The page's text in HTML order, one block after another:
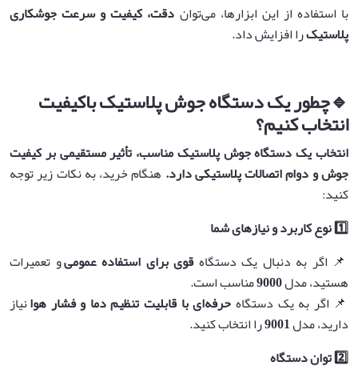
با استفاده از این ابزارها، می‌توان دقت، کیفیت و سرعت جوشکاری
پلاستیکرا افزایش داد.
🔹چطور یک دستگاه جوش پلاستیک باکیفیت
انتخاب کنیم؟
انتخاب یک دستگاه جوش پلاستیک مناسب، تأثیر مستقیمی بر کیفیت
جوش و دوام اتصالات پلاستیکی دارد. هنگام خرید، به نکات زیر توجه
کنید:
1️⃣نوع کاربرد و نیازهای شما
📌 اگر به دنبال یک دستگاهقوی برای استفاده عمومیو تعمیرات
هستید، مدل9000مناسب است.
📌 اگر به یک دستگاهحرفه‌ای با قابلیت تنظیم دما و فشار هوانیاز
دارید، مدل9001را انتخاب کنید.
2️⃣توان دستگاه